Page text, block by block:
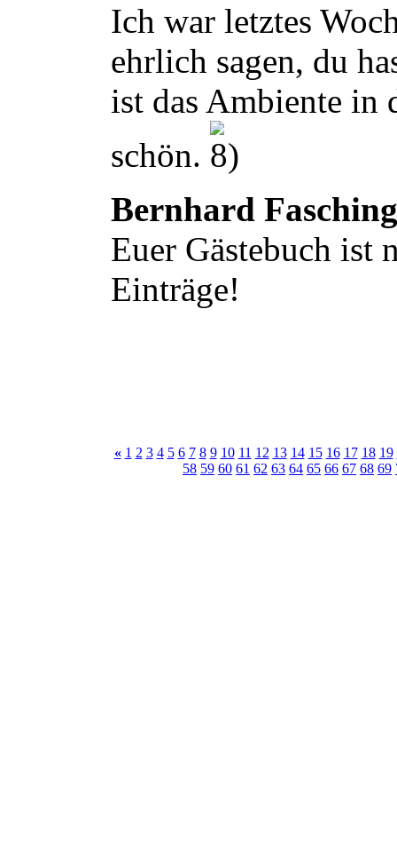
Ich war letztes
ehrlich sagen, du
ist das Ambiente in
schön.
Bernhard Fasching
Euer Gästebuch ist
Einträge!
« 1 2 3 4 5 6 7 8 9 10 11 12 13 14 15 16 17 18 19
58 59 60 61 62 63 64 65 66 67 68 69